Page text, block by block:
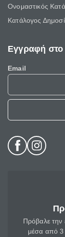
Ονομαστικός
Κατάλογος
Εγγραφή
Email
Πρόβαλε την
μέσα από 3